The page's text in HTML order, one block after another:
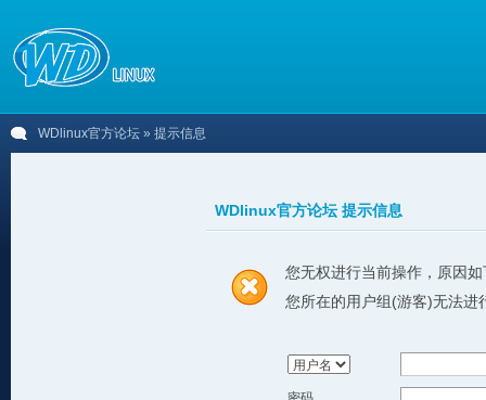
WDlinux官方论坛 » 提示信息
WDlinux官方论坛 提示信息
您无权进行当前操作，原因如
您所在的用户组(游客)无法进